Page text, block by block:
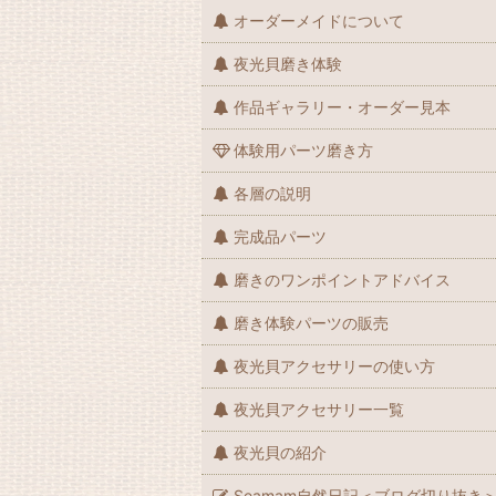
オーダーメイドについて
夜光貝磨き体験
作品ギャラリー・オーダー見本
体験用パーツ磨き方
各層の説明
完成品パーツ
磨きのワンポイントアドバイス
磨き体験パーツの販売
夜光貝アクセサリーの使い方
夜光貝アクセサリー一覧
夜光貝の紹介